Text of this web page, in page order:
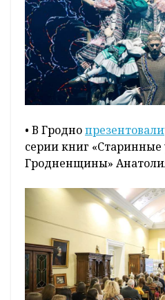
• В Гроднопрезентовали
серии книг «Старинные
Гродненщины»